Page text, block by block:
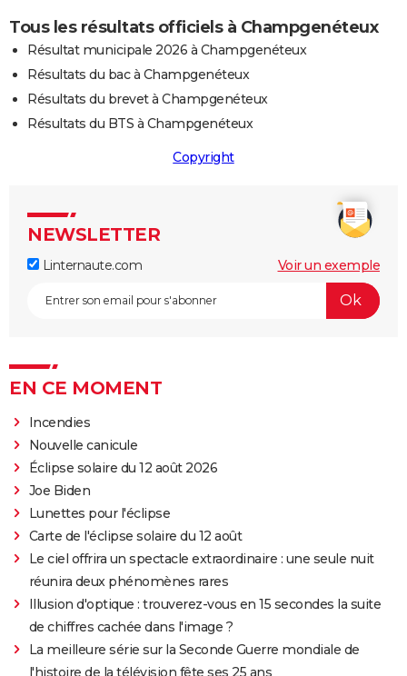
Tous les résultats officiels à Champgenéteux
Résultat municipale 2026 à Champgenéteux
Résultats du bac à Champgenéteux
Résultats du brevet à Champgenéteux
Résultats du BTS à Champgenéteux
Copyright
NEWSLETTER
Linternaute.com Voir un exemple
EN CE MOMENT
Incendies
Nouvelle canicule
Éclipse solaire du 12 août 2026
Joe Biden
Lunettes pour l'éclipse
Carte de l'éclipse solaire du 12 août
Le ciel offrira un spectacle extraordinaire : une seule nuit
réunira deux phénomènes rares
Illusion d'optique : trouverez-vous en 15 secondes la suite
de chiffres cachée dans l'image ?
La meilleure série sur la Seconde Guerre mondiale de
l'histoire de la télévision fête ses 25 ans